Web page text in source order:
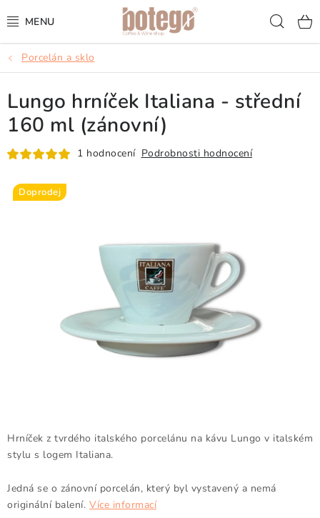
na
KÁVA
FRAPPÉ
VÍNA
ČAJ & ČOKOLÁDA
Doprava a platba
Obchodní podmínky
Podmínky ochrany osobních údajů
Hodnocení obchodu
Porcelán a sklo
Hrníček z tvrdého italského porcelánu na kávu Lungo v italském
stylu s logem Italiana.
Jedná se o zánovní porcelán, který byl vystavený a nemá
originální balení. Více informací
Lungo hrníček Italiana - střední
160 ml (zánovní)
1 hodnocení Podrobnosti hodnocení
Doprodej